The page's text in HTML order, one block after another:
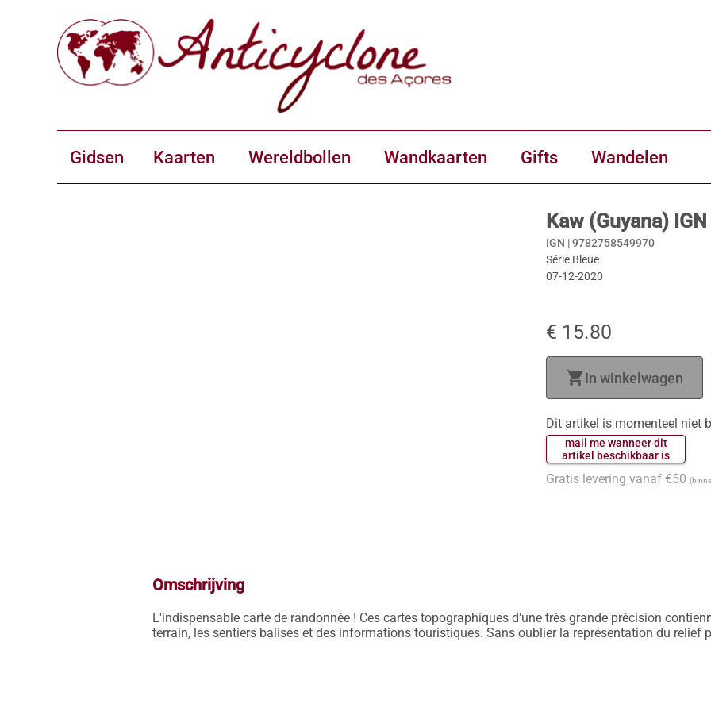
Gidsen Kaarten Wereldbollen Wandkaarten Gifts Wandelen
Kaw (Guyana)
IGN |9782758549970
Série Bleue
07-12-2020
€ 15.80
shopping_cartIn winkelwagen
Dit artikel is momenteel niet
mail me wanneer dit
Gratis levering vanaf €50
Omschrijving
L'indispensable carte de randonnée ! Ces cartes topographiques d'une très grande précision
terrain, les sentiers balisés et des informations touristiques. Sans oublier la représentation du relief